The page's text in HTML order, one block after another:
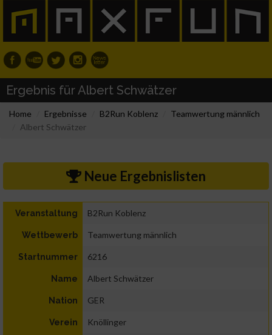
Ergebnis für Albert Schwätzer
Home Ergebnisse B2Run Koblenz
Teamwertung männlich
Albert Schwätzer
Neue Ergebnislisten
Veranstaltung B2Run Koblenz
Wettbewerb Teamwertung männlich
Startnummer 6216
Name Albert Schwätzer
Nation GER
Verein Knöllinger